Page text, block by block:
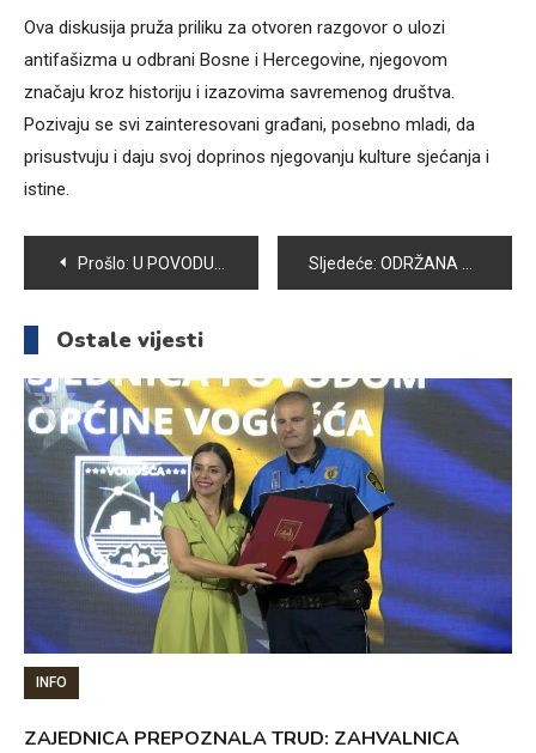
Ova diskusija pruža priliku za otvoren razgovor o ulozi
antifašizma u odbrani Bosne i Hercegovine, njegovom
značaju kroz historiju i izazovima savremenog društva.
Pozivaju se svi zainteresovani građani, posebno mladi, da
prisustvuju i daju svoj doprinos njegovanju kulture sjećanja i
istine.
Navigacija
članaka
Prošlo: U POVODU DANA NEZAVISNOSTI BIH SUTRA SVEČANA SJEDNICA OPĆINSKOG VIJEĆA VOGOŠĆA Sljedeće: ODRŽANA 15. REDOVNA SJEDNICA OV VOGOŠĆA: USVOJEN REGULACIONI PLAN “SVRAKE”
Ostale vijesti
INFO
ZAJEDNICA PREPOZNALA TRUD: ZAHVALNICA